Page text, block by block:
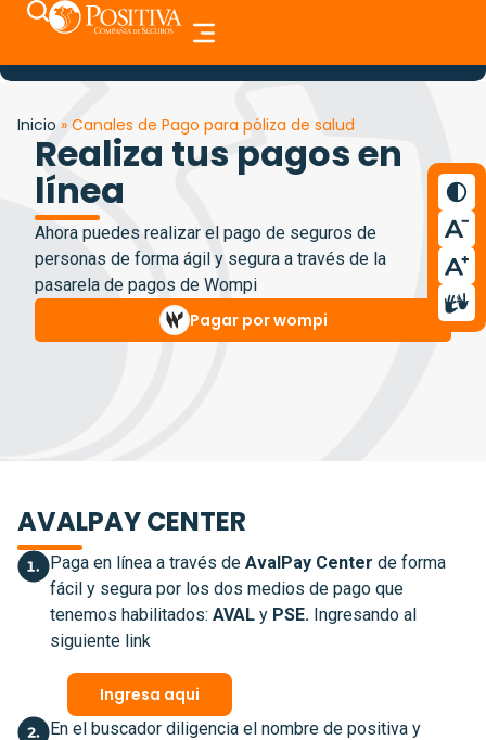
Inicio » Canales de Pago para póliza de salud
Realiza tus pagos en
línea
Ahora puedes realizar el pago de seguros de
personas de forma ágil y segura a través de la
pasarela de pagos de Wompi
Pagar por wompi
AVALPAY CENTER
Paga en línea a través de AvalPay Center de forma
fácil y segura por los dos medios de pago que
tenemos habilitados: AVAL y PSE. Ingresando al
siguiente link
Ingresa aqui
En el buscador diligencia el nombre de positiva y